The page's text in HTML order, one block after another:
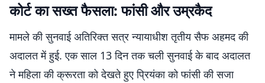
कोर्ट का सख्त फैसला: फांसी और उम्रकैद
मामले की सुनवाई अतिरिक्त सत्र न्यायाधीश तृतीय सैफ अहमद की
अदालत में हुई. एक साल 13 दिन तक चली सुनवाई के बाद अदालत
ने महिला की क्रूरता को देखते हुए प्रियंका को फांसी की सजा